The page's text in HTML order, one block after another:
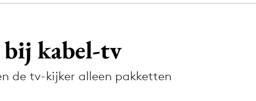
kabel-tv
de tv-kijker alleen pakketten